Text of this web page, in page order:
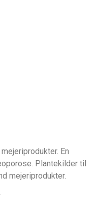
En
Plantekilder til
mejeriprodukter.